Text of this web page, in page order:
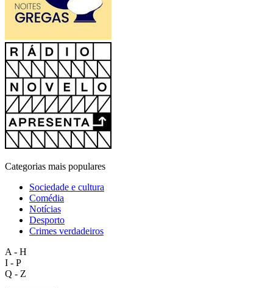
Categorias mais populares
Sociedade e cultura
Comédia
Notícias
Desporto
Crimes verdadeiros
A - H
I - P
Q - Z